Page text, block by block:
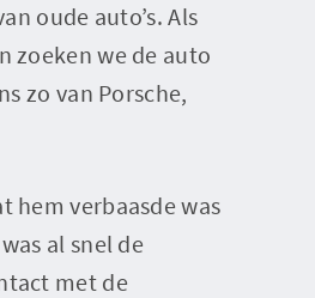
oude auto’s. Als
zoeken we de auto
zo van Porsche,
hem verbaasde was
al snel de
met de